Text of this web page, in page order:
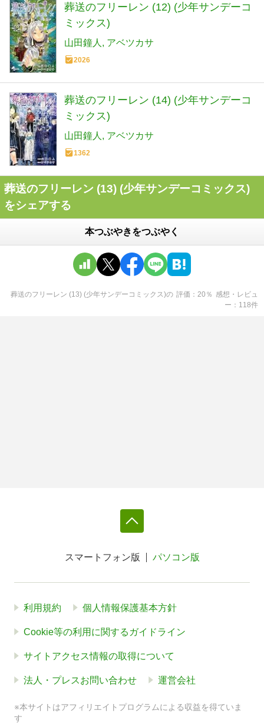
葬送のフリーレン (12) (少年サンデーコ
ミックス)
山田鐘人 アベツカサ
2026
葬送のフリーレン (14) (少年サンデーコ
ミックス)
山田鐘人 アベツカサ
1362
葬送のフリーレン (13) (少年サンデーコミックス)
をシェアする
本つぶやきをつぶやく
葬送のフリーレン (13) (少年サンデーコミックス)の 評価 20 ％ 感想・レビュ
ー
118件
スマートフォン版 パソコン版
利用規約 個人情報保護基本方針
Cookie等の利用に関するガイドライン
サイトアクセス情報の取得について
法人・プレスお問い合わせ 運営会社
※本サイトはアフィリエイトプログラムによる収益を得ていま
す